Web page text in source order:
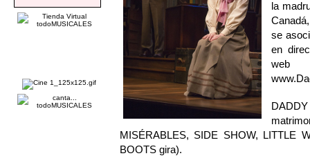
la
se
en
MISÉRABLES, SIDE SHOW, LITTLE
BOOTS gira).